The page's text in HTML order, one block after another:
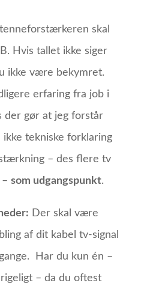
skal
Hvis tallet ikke siger
ikke være bekymret.
erfaring fra job i
der gør at jeg forstår
ikke tekniske forklaring
– des flere tv
som udgangspunkt.
Der skal være
af dit kabel tv-signal
Har du kun én –
– da du oftest